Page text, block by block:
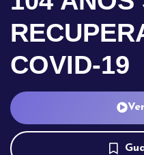
COVID-19